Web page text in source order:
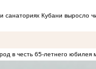
санаториях Кубани выросло
в честь 65-летнего юбилея